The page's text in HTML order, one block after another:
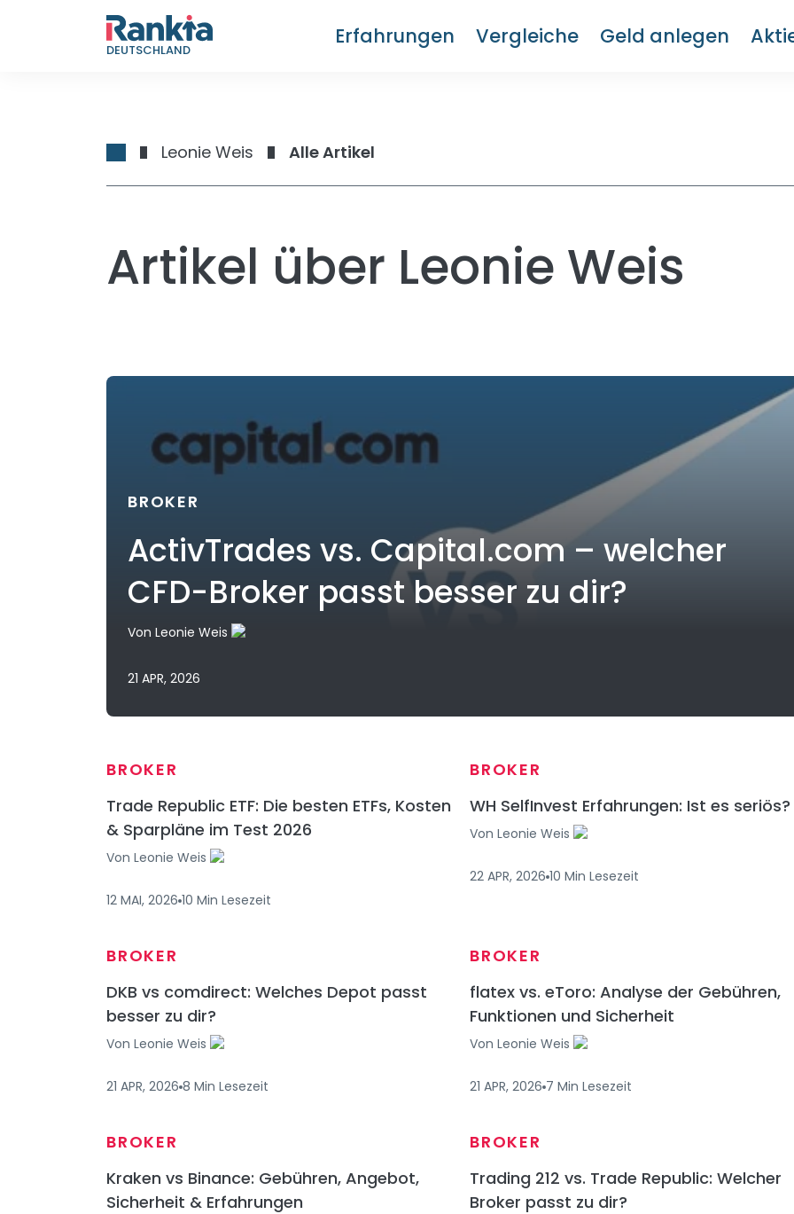
DEUTSCHLAND
Erfahrungen Vergleiche Geld anlegen
Leonie Weis Alle Artikel
Artikel über Leonie Weis
BROKER
ActivTrades vs. Capital.com – welcher
CFD-Broker passt besser zu dir?
Von Leonie Weis
21 APR, 2026
BROKER
Trade Republic ETF: Die besten ETFs, Kosten
& Sparpläne im Test 2026
Von Leonie Weis
12 MAI, 2026 10 Min Lesezeit
BROKER
WH SelfInvest Erfahrungen: Ist es seriös?
Von Leonie Weis
22 APR, 2026 10 Min Lesezeit
BROKER
DKB vs comdirect: Welches Depot passt
besser zu dir?
Von Leonie Weis
21 APR, 2026 8 Min Lesezeit
BROKER
flatex vs. eToro: Analyse der Gebühren,
Funktionen und Sicherheit
Von Leonie Weis
21 APR, 2026 7 Min Lesezeit
BROKER
Kraken vs Binance: Gebühren, Angebot,
Sicherheit & Erfahrungen
BROKER
Trading 212 vs. Trade Republic: Welcher
Broker passt zu dir?